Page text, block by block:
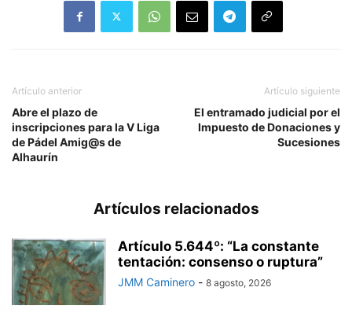
Artículo anterior
Abre el plazo de
inscripciones para la V Liga
de Pádel Amig@s de
Alhaurín
Artículo siguiente
El entramado judicial por el
Impuesto de Donaciones y
Sucesiones
Artículos relacionados
Artículo 5.644º: “La constante
tentación: consenso o ruptura”
JMM Caminero - 8 agosto, 2026